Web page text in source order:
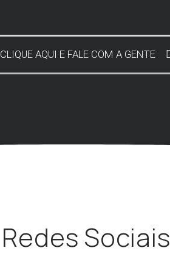
CLIQUE AQUI E FALE COM A GENTE
Redes Sociais